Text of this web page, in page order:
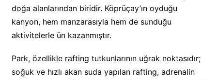
doğa alanlarından biridir. Köprüçay’ın oyduğu
kanyon, hem manzarasıyla hem de sunduğu
aktivitelerle ün kazanmıştır.
Park, özellikle rafting tutkunlarının uğrak noktasıdır;
soğuk ve hızlı akan suda yapılan rafting, adrenalin